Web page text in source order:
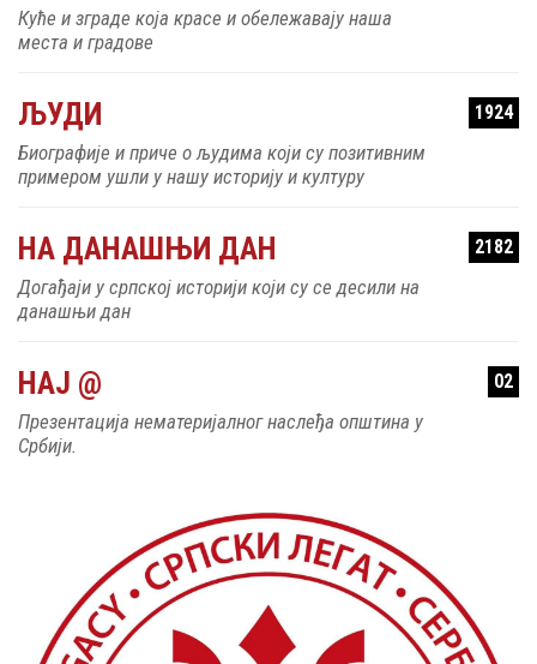
Куће и зграде која красе и обележавају наша
места и градове
ЉУДИ 1924
Биографије и приче о људима који су позитивним
примером ушли у нашу историју и културу
НА ДАНАШЊИ ДАН 2182
Догађаји у српској историји који су се десили на
данашњи дан
НАЈ @ 02
Презентација нематеријалног наслеђа општина у
Србији.